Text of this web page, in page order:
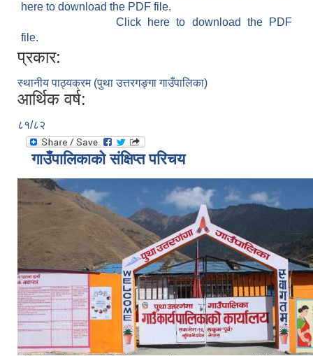
here to download the PDF file.
Click here to download the PDF
file.
प्रकार:
स्थानीय पाठ्यक्रम (पुथा उत्तरगङ्गा गाउँपालिका)
आर्थिक वर्ष:
८१/८२
गाउँपालिकाको संक्षिप्त परिचय